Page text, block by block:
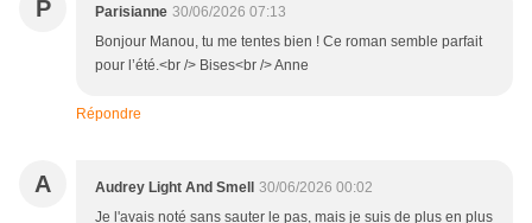
P Parisianne 30/06/2026 07:13
Bonjour Manou, tu me tentes bien ! Ce roman semble parfait
pour l’été.<br /> Bises<br /> Anne
Répondre
A Audrey Light And Smell
30/06/2026 00:02
Je l'avais noté sans sauter le pas, mais je suis de plus en plus